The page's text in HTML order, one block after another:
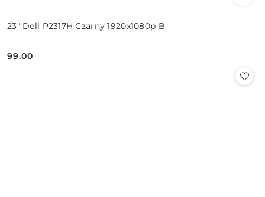
23" Dell P2317H Czarny 1920x1080p B
Cena:
99.00